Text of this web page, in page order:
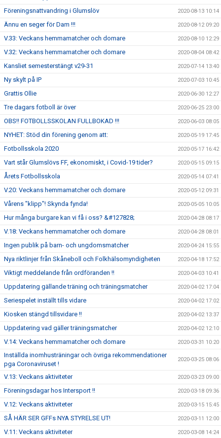
Föreningsnattvandring i Glumslöv 2020-08-13 10:14
Ännu en seger för Dam !!! 2020-08-12 09:20
V.33: Veckans hemmamatcher och domare 2020-08-10 12:29
V.32: Veckans hemmamatcher och domare 2020-08-04 08:42
Kansliet semesterstängt v29-31 2020-07-14 13:40
Ny skylt på IP 2020-07-03 10:45
Grattis Ollie 2020-06-30 12:27
Tre dagars fotboll är över 2020-06-25 23:00
OBS!! FOTBOLLSSKOLAN FULLBOKAD !!! 2020-06-03 08:05
NYHET: Stöd din förening genom att: 2020-05-19 17:45
Fotbollsskola 2020 2020-05-17 16:42
Vart står Glumslövs FF, ekonomiskt, i Covid-19 tider? 2020-05-15 09:15
Årets Fotbollsskola 2020-05-14 07:41
V.20: Veckans hemmamatcher och domare 2020-05-12 09:31
Vårens "klipp"! Skynda fynda! 2020-05-05 10:05
Hur många burgare kan vi få i oss? &#127828; 2020-04-28 08:17
V.18: Veckans hemmamatcher och domare 2020-04-28 08:01
Ingen publik på barn- och ungdomsmatcher 2020-04-24 15:55
Nya riktlinjer från Skåneboll och Folkhälsomyndigheten 2020-04-18 17:52
Viktigt meddelande från ordföranden !! 2020-04-03 10:41
Uppdatering gällande träning och träningsmatcher 2020-04-02 17:04
Seriespelet inställt tills vidare 2020-04-02 17:02
Kiosken stängd tillsvidare !! 2020-04-02 13:37
Uppdatering vad gäller träningsmatcher 2020-04-02 12:10
V.14: Veckans hemmamatcher och domare 2020-03-31 10:20
Inställda inomhusträningar och övriga rekommendationer
pga Coronaviruset !
2020-03-25 08:06
V.13: Veckans aktiviteter 2020-03-23 09:00
Föreningsdagar hos Intersport !! 2020-03-18 09:36
V.12: Veckans aktiviteter 2020-03-15 15:45
SÅ HÄR SER GFFs NYA STYRELSE UT! 2020-03-11 12:00
V.11: Veckans aktiviteter 2020-03-08 14:24